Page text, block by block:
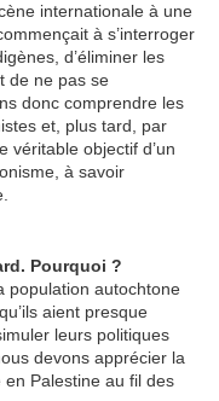
internationale à une
à s’interroger
d’éliminer les
de ne pas se
donc comprendre les
et, plus tard, par
véritable objectif d’un
à savoir
Pourquoi ?
population autochtone
aient presque
leurs politiques
devons apprécier la
Palestine au fil des